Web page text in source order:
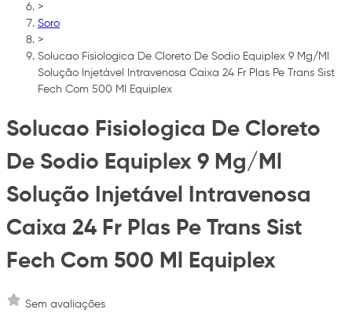
>
Soro
>
Solucao Fisiologica De Cloreto De Sodio Equiplex 9 Mg/Ml
Solução Injetável Intravenosa Caixa 24 Fr Plas Pe Trans Sist
Fech Com 500 Ml Equiplex
Solucao Fisiologica De Cloreto
De Sodio Equiplex 9 Mg/Ml
Solução Injetável Intravenosa
Caixa 24 Fr Plas Pe Trans Sist
Fech Com 500 Ml Equiplex
Sem avaliações